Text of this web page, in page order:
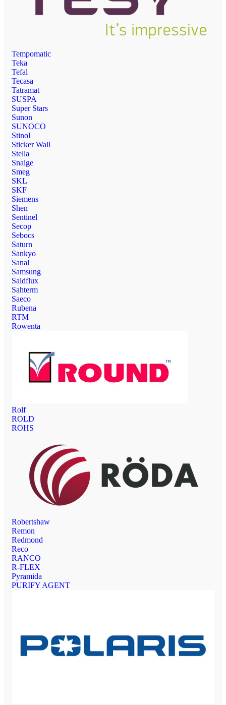
Tempomatic
Teka
Tefal
Tecasa
Tatramat
SUSPA
Super Stars
Sunon
SUNOCO
Stinol
Sticker Wall
Stella
Snaige
Smeg
SKL
SKF
Siemens
Shen
Sentinel
Secop
Sebocs
Saturn
Sankyo
Sanal
Samsung
Saldflux
Sahterm
Saeco
Rubena
RTM
Rowenta
Rolf
ROLD
ROHS
Robertshaw
Remon
Redmond
Reco
RANCO
R-FLEX
Pyramida
PURIFY AGENT